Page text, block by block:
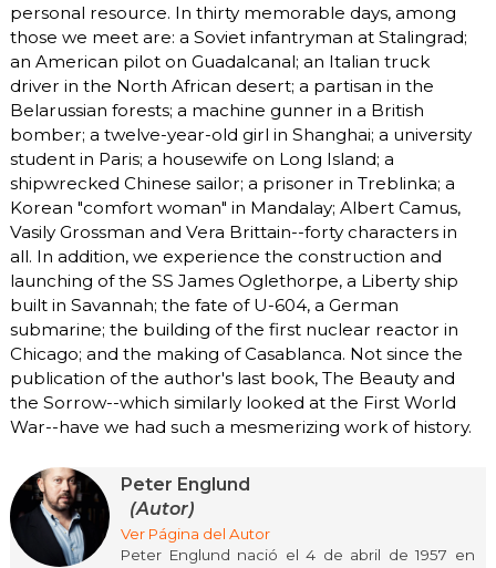
personal resource. In thirty memorable days, among
those we meet are: a Soviet infantryman at Stalingrad;
an American pilot on Guadalcanal; an Italian truck
driver in the North African desert; a partisan in the
Belarussian forests; a machine gunner in a British
bomber; a twelve-year-old girl in Shanghai; a university
student in Paris; a housewife on Long Island; a
shipwrecked Chinese sailor; a prisoner in Treblinka; a
Korean "comfort woman" in Mandalay; Albert Camus,
Vasily Grossman and Vera Brittain--forty characters in
all. In addition, we experience the construction and
launching of the SS James Oglethorpe, a Liberty ship
built in Savannah; the fate of U-604, a German
submarine; the building of the first nuclear reactor in
Chicago; and the making of Casablanca. Not since the
publication of the author's last book, The Beauty and
the Sorrow--which similarly looked at the First World
War--have we had such a mesmerizing work of history.
Peter Englund
(Autor)
Ver Página del Autor
Peter Englund nació el 4 de abril de 1957 en